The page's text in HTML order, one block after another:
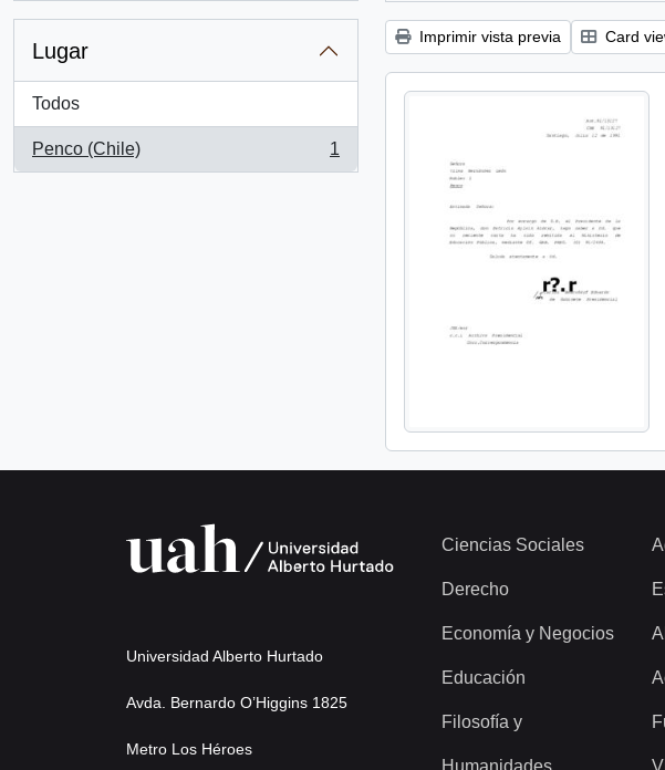
Lugar
Todos
Penco (Chile)
, 1 resultados
1
Imprimir vista previa Card
Universidad Alberto Hurtado
Avda. Bernardo O’Higgins 1825
Metro Los Héroes
Ciencias Sociales
Derecho
Economía y Negocios
Educación
Filosofía y
Humanidades